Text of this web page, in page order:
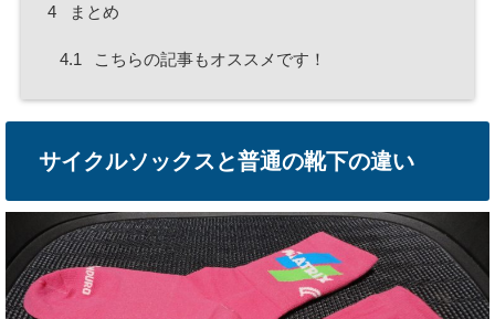
4 まとめ
4.1 こちらの記事もオススメです！
サイクルソックスと普通の靴下の違い